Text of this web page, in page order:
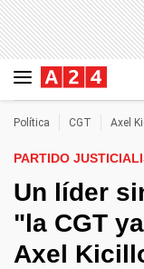
Política CGT Axel
PARTIDO
Un líder
"la CGT
Axel